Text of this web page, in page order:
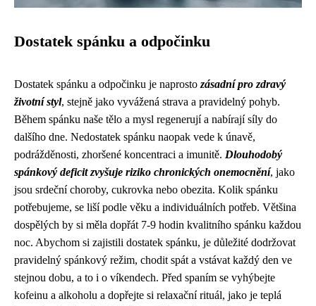
Dostatek spánku a odpočinku
Dostatek spánku a odpočinku je naprosto zásadní pro zdravý
životní styl, stejně jako vyvážená strava a pravidelný pohyb.
Během spánku naše tělo a mysl regenerují a nabírají síly do
dalšího dne. Nedostatek spánku naopak vede k únavě,
podrážděnosti, zhoršené koncentraci a imunitě. Dlouhodobý
spánkový deficit zvyšuje riziko chronických onemocnění, jako
jsou srdeční choroby, cukrovka nebo obezita. Kolik spánku
potřebujeme, se liší podle věku a individuálních potřeb. Většina
dospělých by si měla dopřát 7-9 hodin kvalitního spánku každou
noc. Abychom si zajistili dostatek spánku, je důležité dodržovat
pravidelný spánkový režim, chodit spát a vstávat každý den ve
stejnou dobu, a to i o víkendech. Před spaním se vyhýbejte
kofeinu a alkoholu a dopřejte si relaxační rituál, jako je teplá